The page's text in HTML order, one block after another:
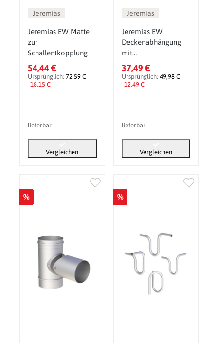
Jeremias
Jeremias EW Matte
zur
Schallentkopplung
54,44 €
Ursprünglich: 72,59 €
-18,15 €
lieferbar
Vergleichen
Jeremias
Jeremias EW
Deckenabhängung
mit
Schalldämmeinlage
37,49 €
Ursprünglich:49,98 €
-12,49 €
lieferbar
Vergleichen
% %